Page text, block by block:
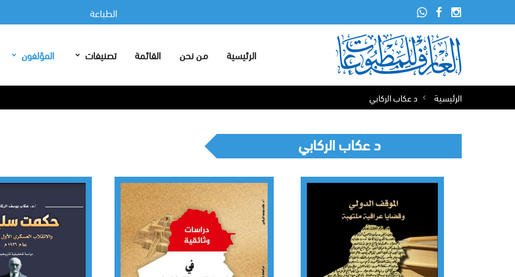
الرئيسية من نحن القائمة تصنيفات المؤلفون
الطباعة
التوزيع
إدارة المعارض
الطباعة
الرئيسية من نحن القائمة تصنيفات المؤلفون
الرئيسية د عكاب الركابي
د عكاب الركابي